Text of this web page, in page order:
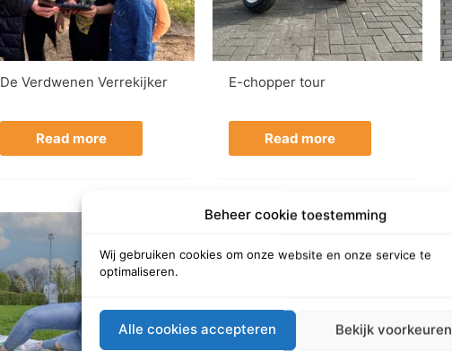
Beheer cookie toestemming
Wij gebruiken cookies om onze website en onze service te
optimaliseren.
Alle cookies accepteren Bekijk voorkeuren
De Verdwenen Verrekijker
Read more
E-chopper tour
Read more